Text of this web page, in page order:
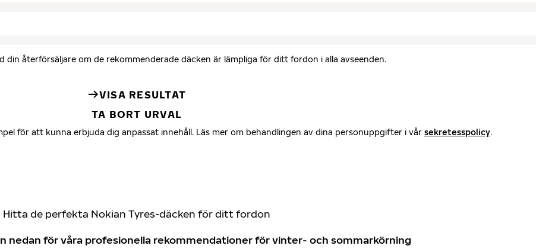
din återförsäljare om de rekommenderade däcken är lämpliga för ditt fordon i alla avseenden.
VISA RESULTAT
TA BORT URVAL
för att kunna erbjuda dig anpassat innehåll. Läs mer om behandlingen av dina personuppgifter i vår sekretesspolicy.
Hitta de perfekta Nokian Tyres-däcken för ditt fordon
nedan för våra profesionella rekommendationer för vinter- och sommarkörning